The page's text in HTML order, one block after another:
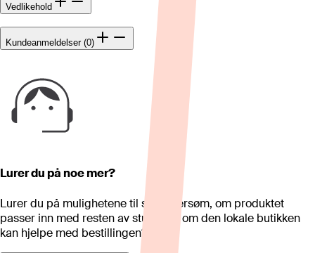
Vedlikehold
Kundeanmeldelser (0)
Lurer du på noe mer?
Lurer du på mulighetene til skreddersøm, om produktet
passer inn med resten av stua eller om den lokale butikken
kan hjelpe med bestillingen?